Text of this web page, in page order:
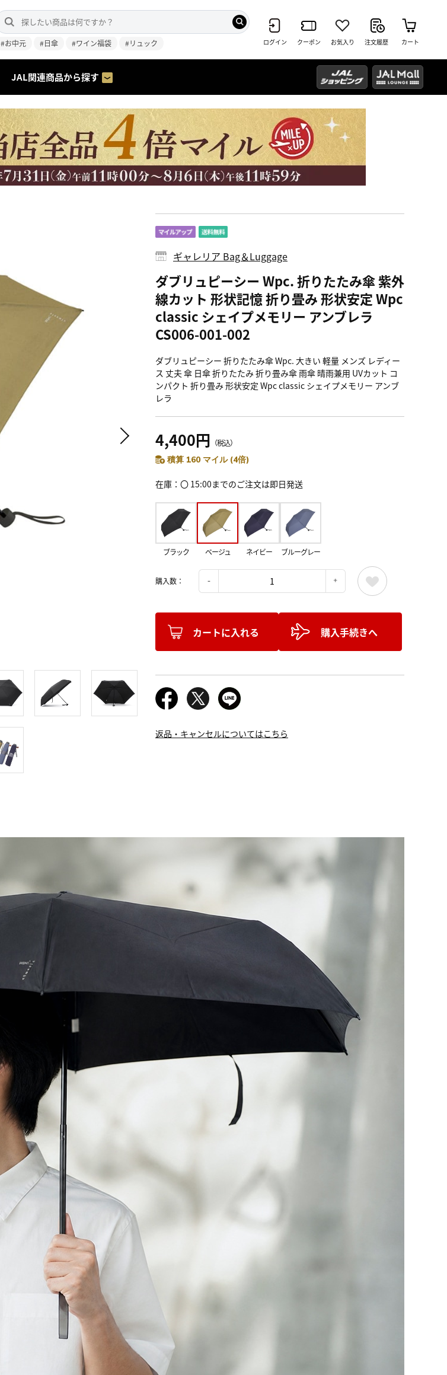
#お中元 #日傘 #ワイン福袋 #リュック ログイン クーポン お気入り 注文履歴 カート
JAL関連商品から探す
ギャレリア Bag＆Luggage
ダブリュピーシー Wpc. 折りたたみ傘 紫外
線カット 形状記憶 折り畳み 形状安定 Wpc
classic シェイプメモリー アンブレラ
CS006-001-002
ダブリュピーシー 折りたたみ傘 Wpc. 大きい 軽量 メンズ レディー
ス 丈夫 傘 日傘 折りたたみ 折り畳み傘 雨傘 晴雨兼用 UVカット コ
ンパクト 折り畳み 形状安定 Wpc classic シェイプメモリー アンブ
レラ
4,400円 （税込）
積算 160 マイル (4倍)
在庫 〇 15:00までのご注文は即日発送
ブラック ベージュ ネイビー ブルーグレー
購入数：
カートに入れる 購入手続きへ
返品・キャンセルについてはこちら